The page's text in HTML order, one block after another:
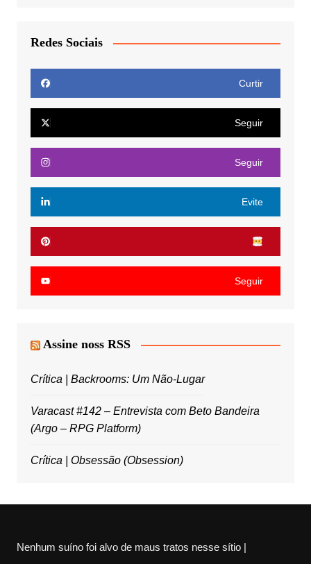
Redes Sociais
Curtir
Seguir
Seguir
Evite
Seguir
Assine noss RSS
Crítica | Backrooms: Um Não-Lugar
Varacast #142 – Entrevista com Beto Bandeira
(Argo – RPG Platform)
Crítica | Obsessão (Obsession)
Nenhum suíno foi alvo de maus tratos nesse sítio |